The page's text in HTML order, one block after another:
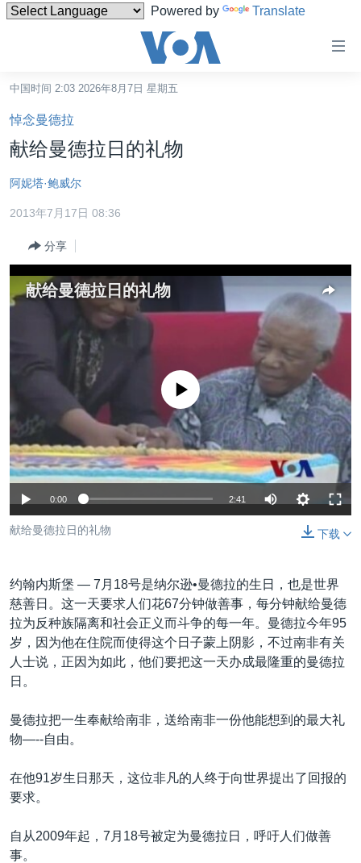
Powered by Translate
碍
链
接
跳
转
内
转
到
检
索
台湾
港澳
国际
最新国际新闻
欧洲
美洲
全球议题
分类新闻
人权·法律·宗教
科教·文娱·体健
劳工
环境
美中关系
白宫要闻
国会报道
美中关系
美国建国250周年
埃博拉疫情
南中国海争端
关注西藏
关注新疆
GEN Z 看美国
VOA视频
VOA今日焦点
中文广播
关注我们
其他语言网站
中国时间 2:03 2026年8月7日 星期五
悼念曼德拉
献给曼德拉日的礼物
阿妮塔·鲍威尔
2013年7月17日 08:36
分享
献给曼德拉日的礼物
没有媒体可用资源
0:00 2:41
下载
献给曼德拉日的礼物
约翰内斯堡 — 7月18号是纳尔逊•曼德拉的生日，也是世界
慈善日。这一天要求人们花67分钟做善事，每分钟献给曼德
拉为反种族隔离和社会正义而斗争的每一年。曼德拉今年95
岁，因为他在住院而使得这个日子蒙上阴影，不过南非有关
人士说，正因为如此，他们要把这一天办成最隆重的曼德拉
日。
曼德拉把一生奉献给南非，送给南非一份他能想到的最大礼
物—--自由。
在他91岁生日那天，这位非凡的人终于向世界提出了回报的
要求。
自从2009年起，7月18号被定为曼德拉日，呼吁人们做善
事。